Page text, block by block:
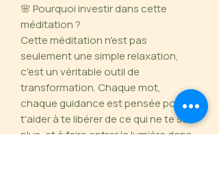
🌸 Pourquoi investir dans cette
méditation ?
Cette méditation n'est pas
seulement une simple relaxation,
c'est un véritable outil de
transformation. Chaque mot,
chaque guidance est pensée pour
t'aider à te libérer de ce qui ne te sert
plus, et à faire entrer la lumière dans